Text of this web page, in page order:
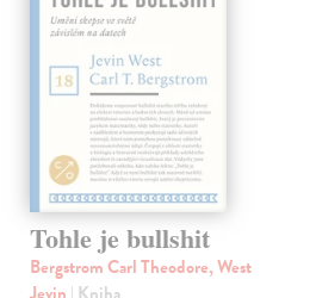
Tohle je bullshit
Bergstrom Carl Theodore, West